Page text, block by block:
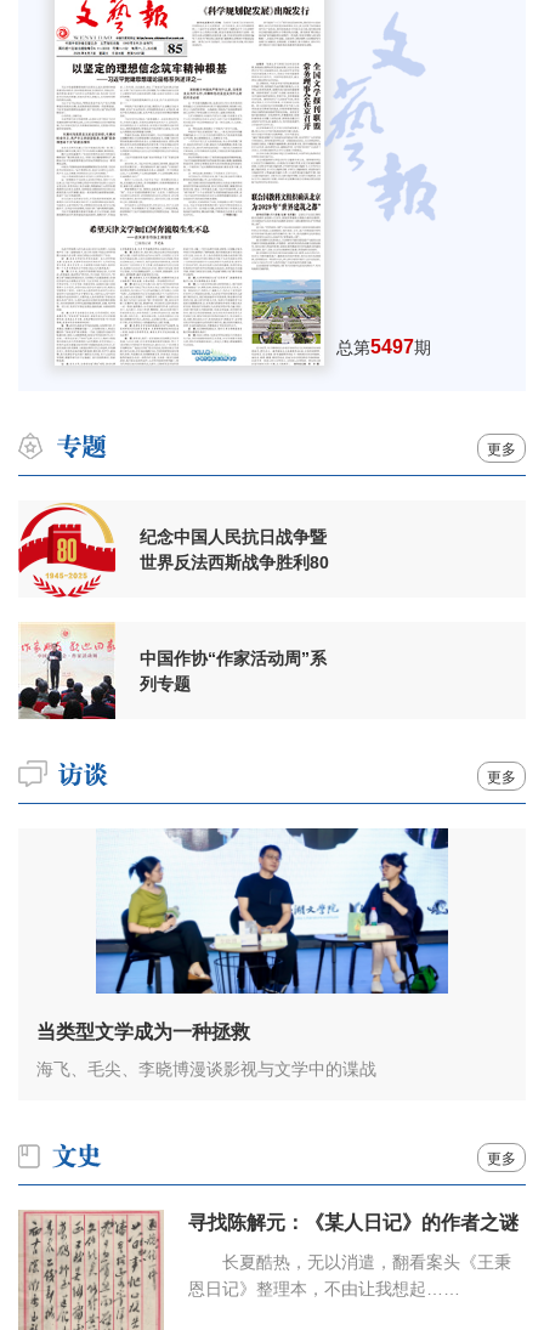
总第5497期
更多
纪念中国人民抗日战争暨
世界反法西斯战争胜利80
中国作协“作家活动周”系
列专题
更多
当类型文学成为一种拯救
海飞、毛尖、李晓博漫谈影视与文学中的谍战
更多
寻找陈解元：《某人日记》的作者之谜
长夏酷热，无以消遣，翻看案头《王秉
恩日记》整理本，不由让我想起……